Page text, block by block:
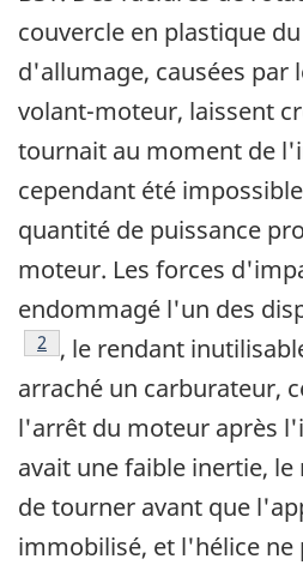
couvercle en plastique
d'allumage, causées par
volant-moteur, laissent
tournait au moment de
cependant été
quantité de puissance
moteur. Les forces
endommagé l'un des
Note de bas de page
2
, le rendant
arraché un carburateur,
l'arrêt du moteur après
avait une faible inertie,
de tourner avant que
immobilisé, et l'hélice ne